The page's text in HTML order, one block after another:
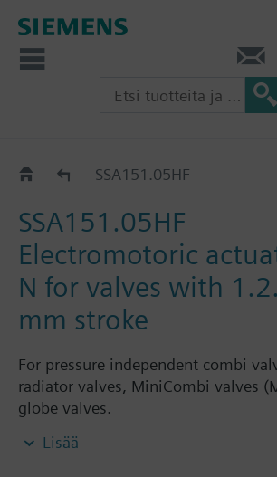
SSA.. SSA151.05HF
SSA151.05HF
Electromotoric
N for valves with
mm stroke
For pressure independent combi
radiator valves, MiniCombi valves
globe valves.
radiator, chilled ceiling, VAV and fan
Lisää